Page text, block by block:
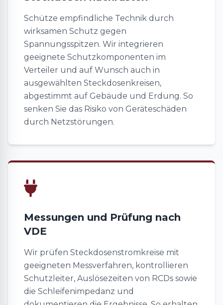
Schütze empfindliche Technik durch
wirksamen Schutz gegen
Spannungsspitzen. Wir integrieren
geeignete Schutzkomponenten im
Verteiler und auf Wunsch auch in
ausgewählten Steckdosenkreisen,
abgestimmt auf Gebäude und Erdung. So
senken Sie das Risiko von Geräteschäden
durch Netzstörungen.
Messungen und Prüfung nach
VDE
Wir prüfen Steckdosenstromkreise mit
geeigneten Messverfahren, kontrollieren
Schutzleiter, Auslösezeiten von RCDs sowie
die Schleifenimpedanz und